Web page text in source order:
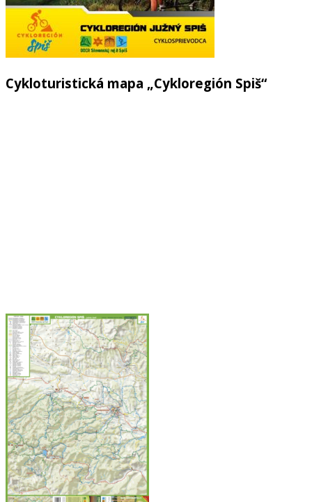
Cykloturistická mapa „Cykloregión Spiš“